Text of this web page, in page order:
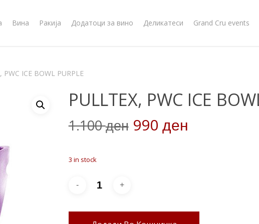
Вина Ракија Додатоци за вино Деликатеси Grand Cru events
PWC ICE BOWL PURPLE
PULLTEX, PWC ICE
1.100ден Original
price
990 ден
3 in stock